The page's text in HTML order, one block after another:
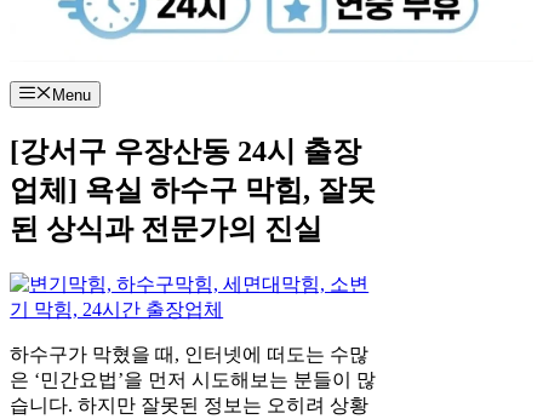
Menu
[강서구 우장산동 24시 출장
업체] 욕실 하수구 막힘, 잘못
된 상식과 전문가의 진실
하수구가 막혔을 때, 인터넷에 떠도는 수많
은 ‘민간요법’을 먼저 시도해보는 분들이 많
습니다. 하지만 잘못된 정보는 오히려 상황